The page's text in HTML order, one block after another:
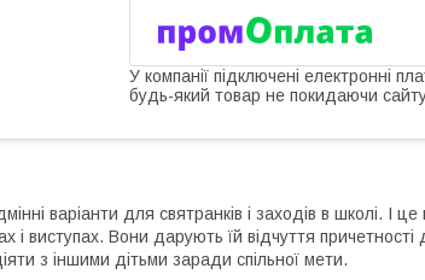
У компанії підключені електронні
будь-який товар не покидаючи
варіанти для святранків і заходів в школі. І
і виступах. Вони дарують їй відчуття
з іншими дітьми заради спільної мети.